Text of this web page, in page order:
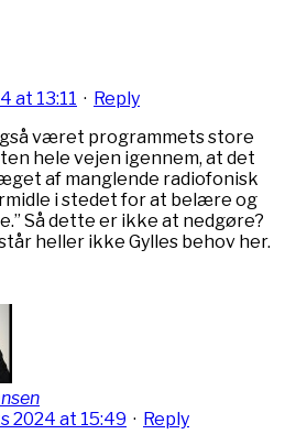
at 13:11 · Reply
været programmets store
hele vejen igennem, at det
af manglende radiofonisk
i stedet for at belære og
Så dette er ikke at nedgøre?
heller ikke Gylles behov her.
2024 at 15:49 · Reply